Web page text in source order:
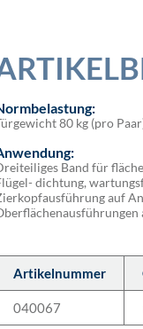
80 kg (pro
Band für
dichtung,
auf
Artikelnummer
040067